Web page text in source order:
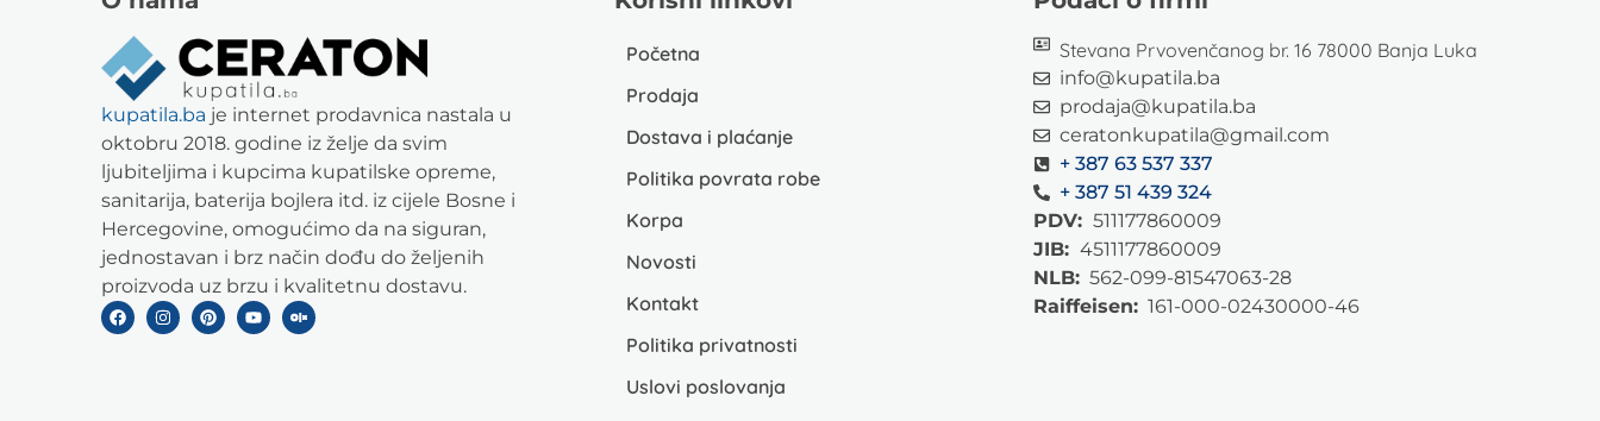
kupatila.ba je internet prodavnica nastala u
oktobru 2018. godine iz želje da svim
ljubiteljima i kupcima kupatilske opreme,
sanitarija, baterija bojlera itd. iz cijele Bosne i
Hercegovine, omogućimo da na siguran,
jednostavan i brz način dođu do željenih
proizvoda uz brzu i kvalitetnu dostavu.
Početna
Prodaja
Dostava i plaćanje
Politika povrata robe
Korpa
Novosti
Kontakt
Politika privatnosti
Uslovi poslovanja
Stevana Prvovenčanog br. 16 78000 Banja Luka
info@kupatila.ba
prodaja@kupatila.ba
ceratonkupatila@gmail.com
+ 387 63 537 337
+ 387 51 439 324
PDV: 511177860009
JIB: 4511177860009
NLB:562-099-81547063-28
Raiffeisen:161-000-02430000-46